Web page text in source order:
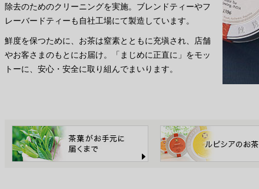
除去のためのクリーニングを実施。ブレンドティーやフ
レーバードティーも自社工場にて製造しています。
鮮度を保つために、お茶は窒素とともに充塡され、店舗
やお客さまのもとにお届け。「まじめに正直に」をモッ
トーに、安心・安全に取り組んでまいります。